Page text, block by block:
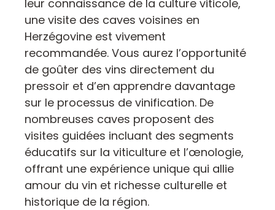
leur connaissance de la culture viticole,
une visite des caves voisines en
Herzégovine est vivement
recommandée. Vous aurez l’opportunité
de goûter des vins directement du
pressoir et d’en apprendre davantage
sur le processus de vinification. De
nombreuses caves proposent des
visites guidées incluant des segments
éducatifs sur la viticulture et l’œnologie,
offrant une expérience unique qui allie
amour du vin et richesse culturelle et
historique de la région.